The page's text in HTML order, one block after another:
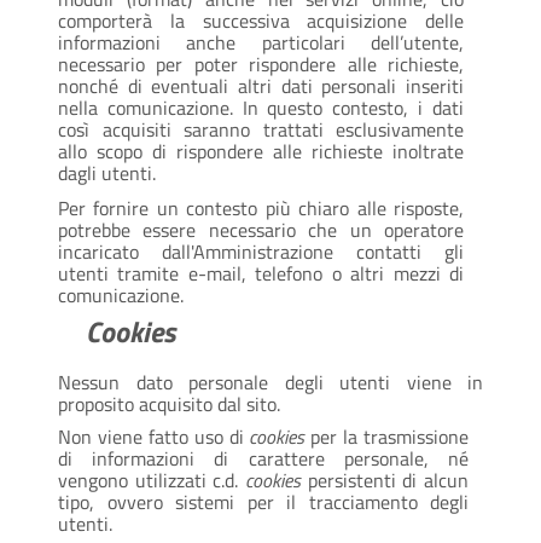
comporterà la successiva acquisizione delle
informazioni anche particolari dell’utente,
necessario per poter rispondere alle richieste,
nonché di eventuali altri dati personali inseriti
nella comunicazione. In questo contesto, i dati
così acquisiti saranno trattati esclusivamente
allo scopo di rispondere alle richieste inoltrate
dagli utenti.
Per fornire un contesto più chiaro alle risposte,
potrebbe essere necessario che un operatore
incaricato dall'Amministrazione contatti gli
utenti tramite e-mail, telefono o altri mezzi di
comunicazione.
Cookies
Nessun dato personale degli utenti viene in
proposito acquisito dal sito.
Non viene fatto uso di cookies per la trasmissione
di informazioni di carattere personale, né
vengono utilizzati c.d. cookies persistenti di alcun
tipo, ovvero sistemi per il tracciamento degli
utenti.